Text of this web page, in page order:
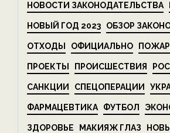
НОВОСТИ ЗАКОНОДАТЕЛЬСТВА
НОВЫЙ ГОД 2023 ОБЗОР
ОТХОДЫ ОФИЦИАЛЬНО
ПРОЕКТЫ ПРОИСШЕСТВИЯ
САНКЦИИ СПЕЦОПЕРАЦИИ
ФАРМАЦЕВТИКА ФУТБОЛ
ЗДОРОВЬЕ МАКИЯЖ ГЛАЗ